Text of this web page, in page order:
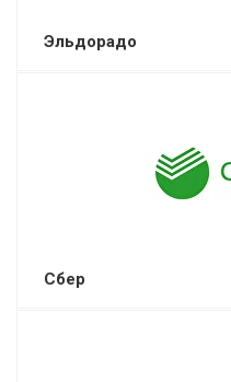
Эльдорадо
Сбер